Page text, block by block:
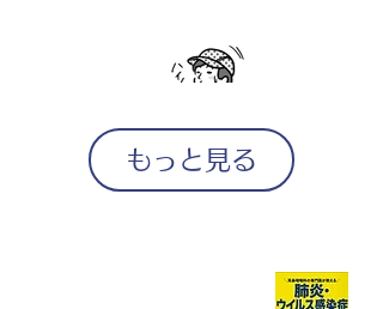
もっと見る